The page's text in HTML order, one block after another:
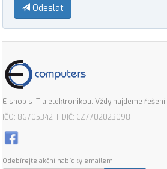
Odeslat
E-shop s IT a elektronikou. Vždy najdeme řešení!
IČO: 86705342 | DIČ: CZ7702023098
Odebírejte akční nabídky emailem: